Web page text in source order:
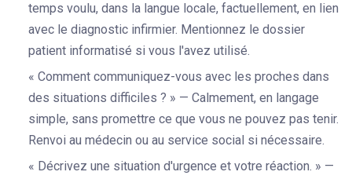
temps voulu, dans la langue locale, factuellement, en lien
avec le diagnostic infirmier. Mentionnez le dossier
patient informatisé si vous l'avez utilisé.
« Comment communiquez-vous avec les proches dans
des situations difficiles ? » — Calmement, en langage
simple, sans promettre ce que vous ne pouvez pas tenir.
Renvoi au médecin ou au service social si nécessaire.
« Décrivez une situation d'urgence et votre réaction. » —